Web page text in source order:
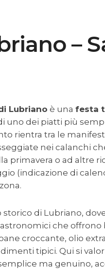
–
Lubriano è una festa
uno dei piatti più
rientra tra le
nei calanchi
primavera o ad altre
(indicazione di
storico di Lubriano,
che
croccante, olio
tipici. Qui si
ma genuino,